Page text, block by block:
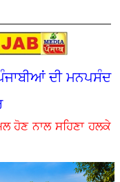
ਦੀ ਮਨਪਸੰਦ
ਹੋਣ ਨਾਲ ਸਹਿਣਾ ਹਲਕੇ